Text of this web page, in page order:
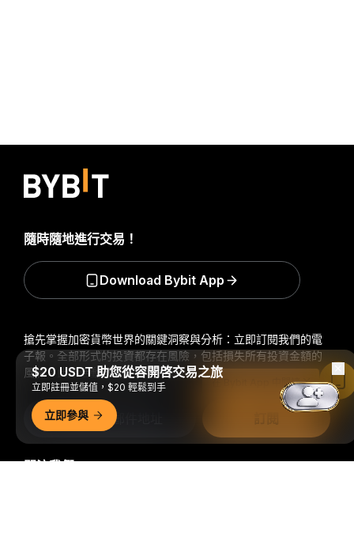
搶先掌握加密貨幣世界的關鍵洞察與分析：立即訂閱我們的電
子報。 全部形式的投資都存在風險，包括損失所有投資金額的
風險。此類活動可能不適合所有人。
關注我們
隨時隨地進行交易！
Download Bybit App
$20 USDT 助您從容開啓交易之旅
立即註冊並儲值，$20 輕鬆到手
立即參與
在 Bybit App 中閱讀